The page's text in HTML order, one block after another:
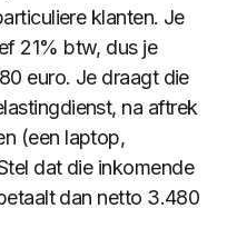
klanten. Je
21% btw, dus je
euro. Je draagt die
na aftrek
(een laptop,
dat die inkomende
dan netto 3.480